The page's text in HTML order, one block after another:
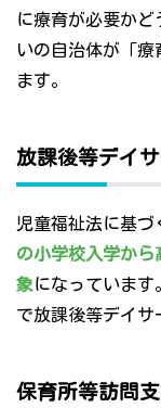
に療育が必要か
いの自治体が「
ます。
放課後等デイ
児童福祉法に基づ
の小学校入学か
象になっています
で放課後等デイサ
保育所等訪問